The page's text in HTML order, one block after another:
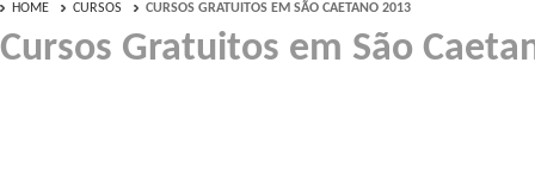
HOME CURSOS CURSOS GRATUITOS EM SÃO CAETANO 2013
Cursos Gratuitos em São